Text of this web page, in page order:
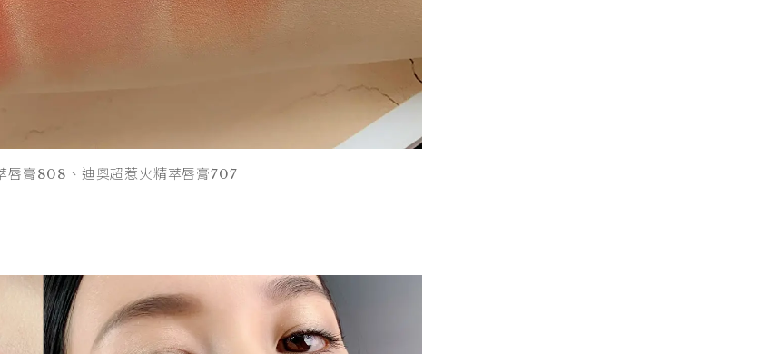
唇膏808、迪奧超惹火精萃唇膏707